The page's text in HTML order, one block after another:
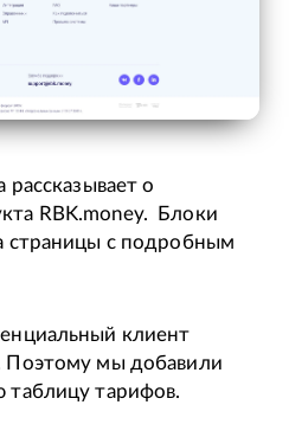
рассказывает о
RBK.money. Блоки
страницы с подробным
клиент
Поэтому мы добавили
таблицу тарифов.